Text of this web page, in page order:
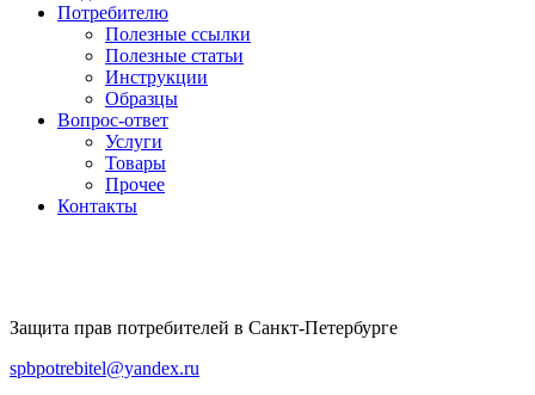
Потребителю
Полезные ссылки
Полезные статьи
Инструкции
Образцы
Вопрос-ответ
Услуги
Товары
Прочее
Контакты
Защита прав потребителей в Санкт-Петербурге
spbpotrebitel@yandex.ru